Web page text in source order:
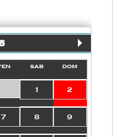
sab dom
1 2
7 8 9